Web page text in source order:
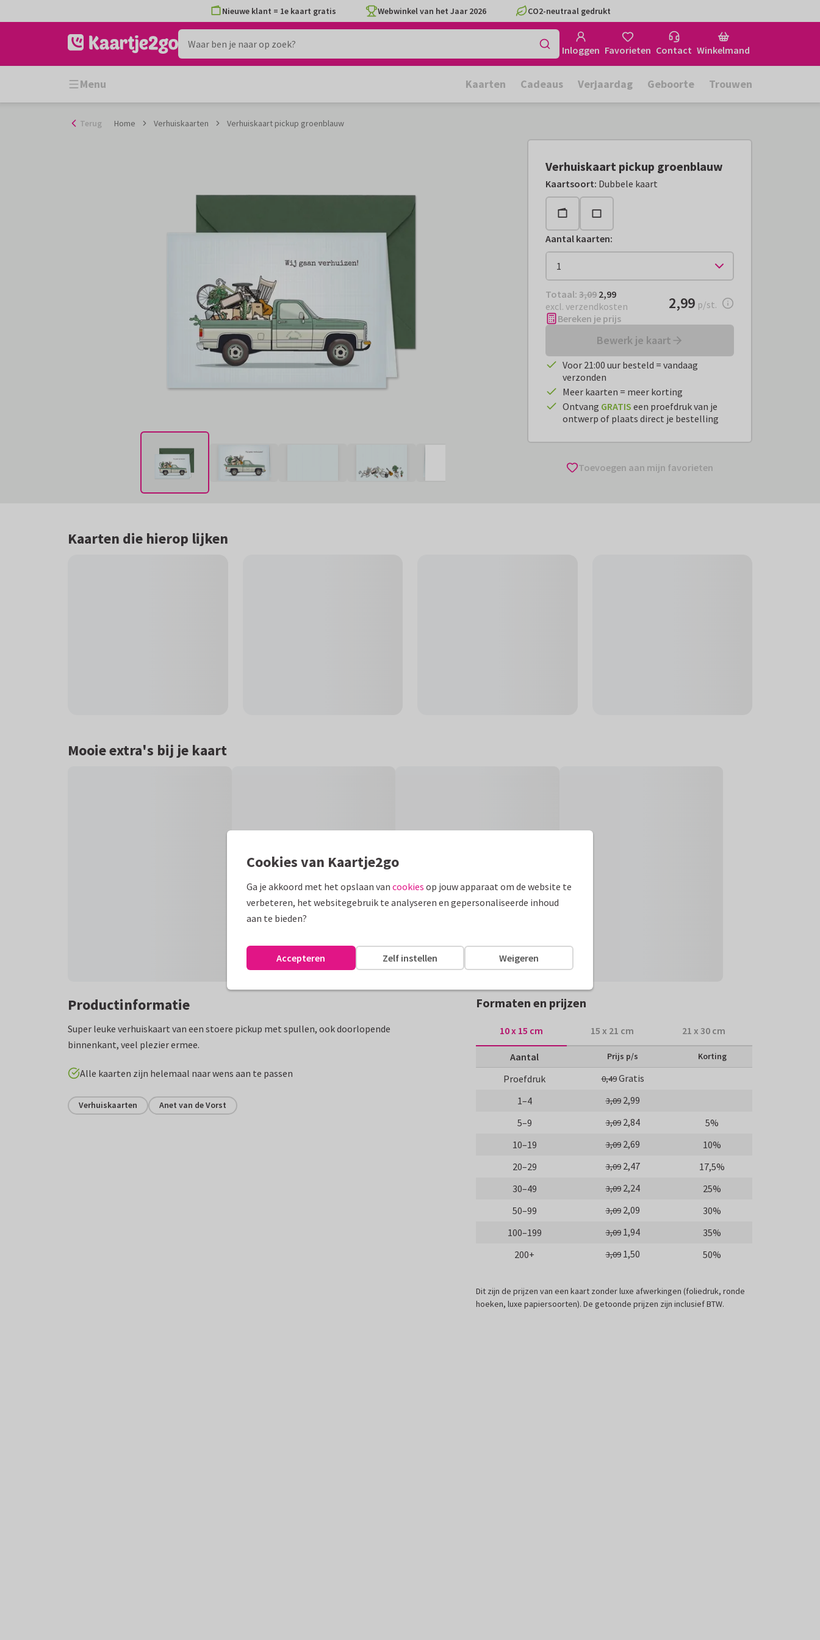
naar
Nieuwe klant = 1e kaart gratis Webwinkel van het Jaar 2026 CO2-neutraal gedrukt
Inloggen Favorieten Contact Winkelmand
Menu Kaarten Cadeaus Verjaardag Geboorte Trouwen
Terug Home Verhuiskaarten Verhuiskaart pickup groenblauw
Verhuiskaart pickup groenblauw
Kaartsoort: Dubbele kaart
Aantal kaarten:
Totaal: € 2,99
Totaal: 3,09 2,99
excl. verzendkosten
€ 2,99per stuk
2,99 p/st.
Bereken je prijs
Bewerk je kaart
Voor 21:00 uur besteld = vandaag
verzonden
Meer kaarten = meer korting
Ontvang GRATIS een proefdruk van je
ontwerp of plaats direct je bestelling
Toevoegen aan mijn favorieten
Kaarten die hierop lijken
Mooie extra's bij je kaart
Productinformatie
Super leuke verhuiskaart van een stoere pickup met spullen, ook doorlopende
binnenkant, veel plezier ermee.
Alle kaarten zijn helemaal naar wens aan te passen
Verhuiskaarten Anet van de Vorst
Formaten en prijzen
10 x 15 cm 15 x 21 cm 21 x 30 cm
Aantal Prijs p/s Korting
Proefdruk 0,49Gratis
1–4
3,09 2,99
5–9
3,09 2,84
5%
10–19
3,09 2,69
10%
20–29
3,09 2,47
17,5%
30–49
3,09 2,24
25%
50–99
3,09 2,09
30%
100–199
3,09 1,94
35%
200+
3,09 1,50 50%
Dit zijn de prijzen van een kaart zonder luxe afwerkingen (foliedruk, ronde
hoeken, luxe papiersoorten). De getoonde prijzen zijn inclusief BTW.
Cookies van Kaartje2go
Ga je akkoord met het opslaan van cookies op jouw apparaat om de website te
verbeteren, het websitegebruik te analyseren en gepersonaliseerde inhoud
aan te bieden?
Weigeren
Zelf instellen
Accepteren